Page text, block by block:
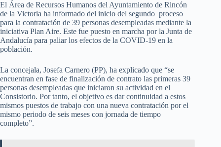
El Área de Recursos Humanos del Ayuntamiento de Rincón
de la Victoria ha informado del inicio del segundo proceso
para la contratación de 39 personas desempleadas mediante la
iniciativa Plan Aire. Este fue puesto en marcha por la Junta de
Andalucía para paliar los efectos de la COVID-19 en la
población.
La concejala, Josefa Carnero (PP), ha explicado que “se
encuentran en fase de finalización de contrato las primeras 39
personas desempleadas que iniciaron su actividad en el
Consistorio. Por tanto, el objetivo es dar continuidad a estos
mismos puestos de trabajo con una nueva contratación por el
mismo periodo de seis meses con jornada de tiempo
completo”.